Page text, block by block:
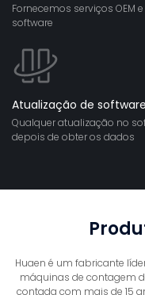
Fornecemos serviços OEM
software
Atualização de software
Qualquer atualização no
depois de obter os dados
Huaen é um fabricante
máquinas de contagem
contada com mais de 15